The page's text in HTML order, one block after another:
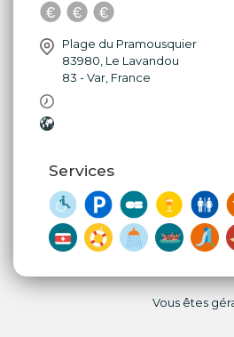
Plage du Pramousquier
83980 Le Lavandou
83 - Var France
Services
Vous êtes